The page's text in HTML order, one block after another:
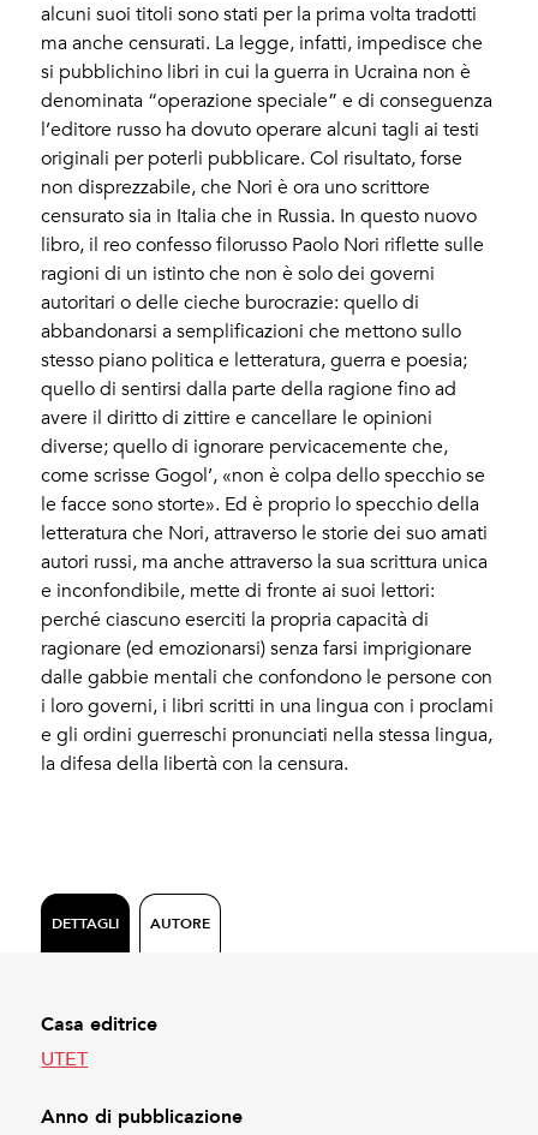
alcuni suoi titoli sono stati per la prima volta tradotti
ma anche censurati. La legge, infatti, impedisce che
si pubblichino libri in cui la guerra in Ucraina non è
denominata “operazione speciale” e di conseguenza
l’editore russo ha dovuto operare alcuni tagli ai testi
originali per poterli pubblicare. Col risultato, forse
non disprezzabile, che Nori è ora uno scrittore
censurato sia in Italia che in Russia. In questo nuovo
libro, il reo confesso filorusso Paolo Nori riflette sulle
ragioni di un istinto che non è solo dei governi
autoritari o delle cieche burocrazie: quello di
abbandonarsi a semplificazioni che mettono sullo
stesso piano politica e letteratura, guerra e poesia;
quello di sentirsi dalla parte della ragione fino ad
avere il diritto di zittire e cancellare le opinioni
diverse; quello di ignorare pervicacemente che,
come scrisse Gogol’, «non è colpa dello specchio se
le facce sono storte». Ed è proprio lo specchio della
letteratura che Nori, attraverso le storie dei suo amati
autori russi, ma anche attraverso la sua scrittura unica
e inconfondibile, mette di fronte ai suoi lettori:
perché ciascuno eserciti la propria capacità di
ragionare (ed emozionarsi) senza farsi imprigionare
dalle gabbie mentali che confondono le persone con
i loro governi, i libri scritti in una lingua con i proclami
e gli ordini guerreschi pronunciati nella stessa lingua,
la difesa della libertà con la censura.
DETTAGLI AUTORE
Casa editrice
UTET
Anno di pubblicazione